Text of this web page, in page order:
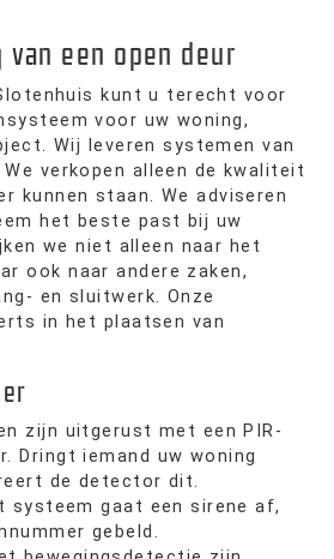
van een open deur
kunt u terecht voor
voor uw woning,
Wij leveren systemen van
verkopen alleen de kwaliteit
kunnen staan. We adviseren
het beste past bij uw
we niet alleen naar het
ook naar andere zaken,
en sluitwerk. Onze
in het plaatsen van
zijn uitgerust met een PIR-
Dringt iemand uw woning
de detector dit.
systeem gaat een sirene af,
gebeld.